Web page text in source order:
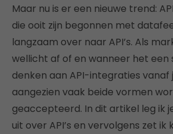
Maar nu is er een nieuwe trend:
die ooit zijn begonnen met
langzaam over naar API’s. Als
wellicht af of en wanneer het een
denken aan API-integraties vanaf
aangezien vaak beide vormen
geaccepteerd. In dit artikel leg ik
uit over API’s en vervolgens zet